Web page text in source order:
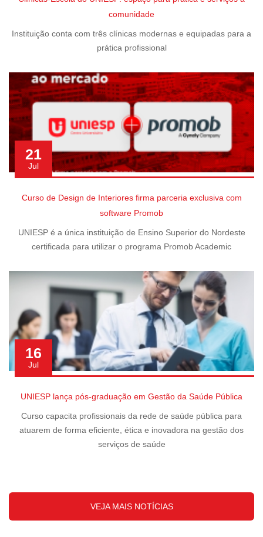
comunidade
Instituição conta com três clínicas modernas e equipadas para a
prática profissional
21
Jul
Curso de Design de Interiores firma parceria exclusiva com
software Promob
UNIESP é a única instituição de Ensino Superior do Nordeste
certificada para utilizar o programa Promob Academic
16
Jul
UNIESP lança pós-graduação em Gestão da Saúde Pública
Curso capacita profissionais da rede de saúde pública para
atuarem de forma eficiente, ética e inovadora na gestão dos
serviços de saúde
VEJA MAIS NOTÍCIAS